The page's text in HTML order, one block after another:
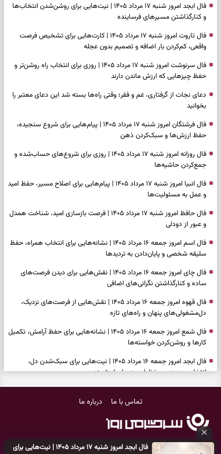
فال ابجد امروز شنبه ۱۷ مرداد ۱۴۰۵ | نیت‌هایی برای
فال ابجد امروز شنبه ۱۷ مرداد ۱۴۰۵ | نیت‌هایی برای روشن‌شدن انتخاب‌ها
و کنارگذاشتن مسیرهای فرساینده
فال تاروت امروز شنبه ۱۷ مرداد ۱۴۰۵ | کارت‌هایی برای تشخیص فرصت
واقعی، کم‌کردن بار اضافه و تصمیم بدون عجله
فال سرنوشت امروز شنبه ۱۷ مرداد ۱۴۰۵ | روزی برای انتخاب راه روشن‌تر و
حفظ چیزهایی که ارزش ماندن دارند
دعای نجات از گرفتاری، غم و فقر؛ وقتی راه‌ها بسته شد این دعای معتبر را
بخوانید
فال فرشتگان امروز شنبه ۱۷ مرداد ۱۴۰۵ | پیام‌هایی برای شروع سنجیده،
حفظ ارزش‌ها و سبک‌کردن ذهن
فال روزانه امروز شنبه ۱۷ مرداد ۱۴۰۵ | روزی برای شروع‌های حساب‌شده و
جمع‌کردن حاشیه‌ها
فال انبیا امروز شنبه ۱۷ مرداد ۱۴۰۵ | پیام‌هایی برای اصلاح مسیر، حفظ امید
و عمل به مسئولیت‌ها
فال حافظ امروز شنبه ۱۷ مرداد ۱۴۰۵ | فرصت بازسازی امید، شناخت همدل
و عبور از دودلی
فال اسم امروز جمعه ۱۶ مرداد ۱۴۰۵ | نشانه‌هایی برای انتخاب همراه، حفظ
سلیقه شخصی و پایان‌دادن به تردیدها
فال چای امروز جمعه ۱۶ مرداد ۱۴۰۵ | نقش‌هایی برای دیدن فرصت‌های
ساده و کنارگذاشتن نگرانی‌های اضافی
فال قهوه امروز جمعه ۱۶ مرداد ۱۴۰۵ | نقش‌هایی از فرصت‌های نزدیک،
دل‌مشغولی‌های پنهان و راه‌های تازه
فال شمع امروز جمعه ۱۶ مرداد ۱۴۰۵ | نشانه‌هایی برای حفظ آرامش، تکمیل
کارها و روشن‌کردن خواسته‌ها
فال ابجد امروز جمعه ۱۶ مرداد ۱۴۰۵ | نیت‌هایی برای سبک‌شدن دل،
انتخاب درست و حفظ فرصت‌های ارزشمند
شنیدن ندای درون و حرکت در زمان مناسب
دیدن ارزش مسیرهای آرام
وقتی همه راه‌ها بسته شد، این دعای گشایش را بخوانید؛ ذکر معتبر برای
تماس با ما درباره ما